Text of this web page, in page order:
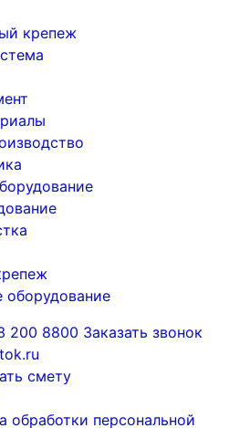
крепеж
оборудование
200 8800 Заказать звонок
смету
обработки персональной